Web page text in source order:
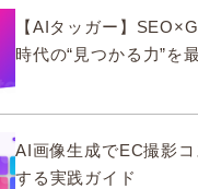
【AIタッガー】
時代の“見つかる力”を
AI画像生成でEC撮影
する実践ガイド